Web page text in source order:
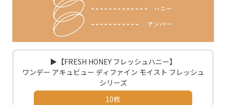
▶【FRESH HONEY フレッシュハニー】
ワンデー アキュビュー ディファイン モイスト フレッシュ
シリーズ
10枚